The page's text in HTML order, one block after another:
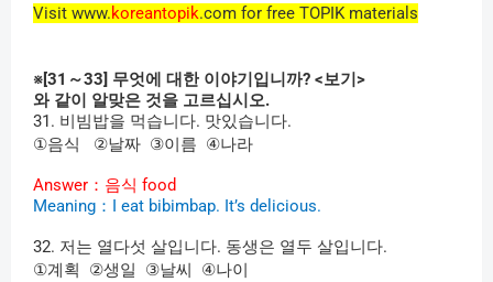
Visit www.koreantopik.com for free TOPIK materials
※[31 ～33] 무엇에 대한 이야기입니까? <보기 >
와 같이 알맞은 것을 고르십시오.
31. 비빔밥을 먹습니다. 맛있습니다.
①음식 ②날짜 ③이름 ④나라
Answer ：음식 food
Meaning ： I eat bibimbap. It’s delicious.
32. 저는 열다섯 살입니다. 동생은 열두 살입니다.
①계획 ②생일 ③날씨 ④나이